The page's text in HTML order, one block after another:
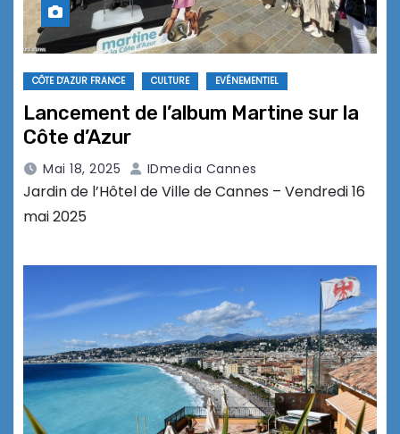
CÔTE D'AZUR FRANCE CULTURE EVÉNEMENTIEL
Lancement de l’album Martine sur la
Côte d’Azur
Mai 18, 2025 IDmedia Cannes
Jardin de l’Hôtel de Ville de Cannes – Vendredi 16
mai 2025